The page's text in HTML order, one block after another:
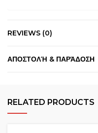
REVIEWS (0)
ΑΠΟΣΤΟΛΉ & ΠΑΡΆΔΟΣΗ
RELATED PRODUCTS